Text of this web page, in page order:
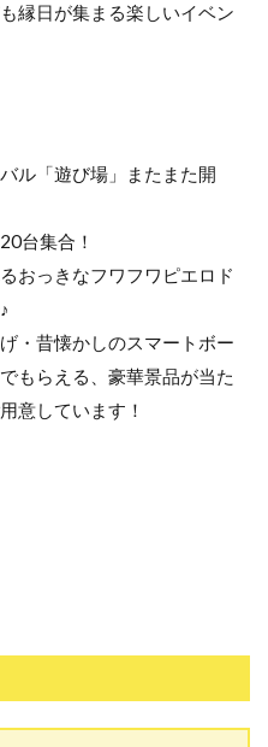
縁日が集まる楽しいイベン
ル「遊び場」またまた開
0台集合！
おっきなフワフワピエロド
・昔懐かしのスマートボー
もらえる、豪華景品が当た
意しています！